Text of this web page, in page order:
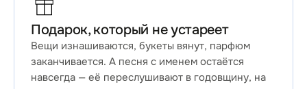
Подарок, который не устареет
Вещи изнашиваются, букеты вянут, парфюм
заканчивается. А песня с именем остаётся
навсегда — её переслушивают в годовщину, на